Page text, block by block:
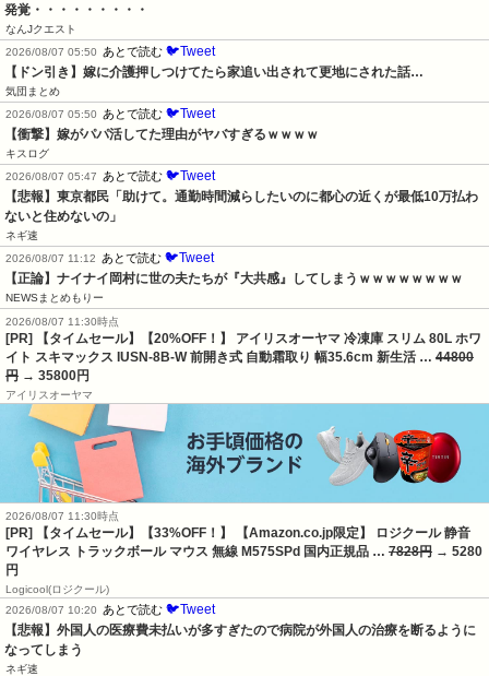
発覚・・・・・・・・・
なんJクエスト
2026/08/07 05:50
あとで読む 🐦Tweet
【ドン引き】嫁に介護押しつけてたら家追い出されて更地にされた話…
気団まとめ
2026/08/07 05:50
あとで読む 🐦Tweet
【衝撃】嫁がパパ活してた理由がヤバすぎるｗｗｗｗ
キスログ
2026/08/07 05:47
あとで読む 🐦Tweet
【悲報】東京都民「助けて。通勤時間減らしたいのに都心の近くが最低10万払わ
ないと住めないの」
ネギ速
2026/08/07 11:12
あとで読む 🐦Tweet
【正論】ナイナイ岡村に世の夫たちが『大共感』してしまうｗｗｗｗｗｗｗｗ
NEWSまとめもりー
2026/08/07 11:30時点
[PR] 【タイムセール】【20%OFF！】 アイリスオーヤマ 冷凍庫 スリム 80L ホワ
イト スキマックス IUSN-8B-W 前開き式 自動霜取り 幅35.6cm 新生活 … 44800
円 → 35800円
アイリスオーヤマ
2026/08/07 11:30時点
[PR] 【タイムセール】【33%OFF！】 【Amazon.co.jp限定】 ロジクール 静音
ワイヤレス トラックボール マウス 無線 M575SPd 国内正規品 … 7828円 → 5280
円
Logicool(ロジクール)
2026/08/07 10:20
あとで読む 🐦Tweet
【悲報】外国人の医療費未払いが多すぎたので病院が外国人の治療を断るように
なってしまう
ネギ速